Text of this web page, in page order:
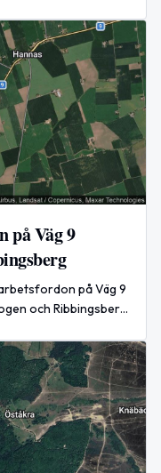
på Väg 9
på Väg 9
och Ribbingsberg